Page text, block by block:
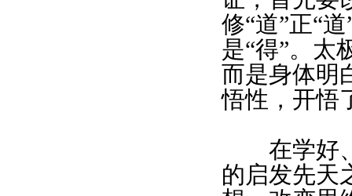
修“道”正“
是“得”。太
而是身体明
悟性，开悟
在学好、
的启发先天